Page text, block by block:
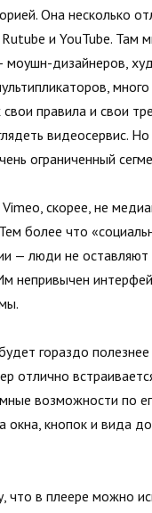
Она несколько
и YouTube. Там
моушн-дизайнеров,
правила и свои
видеосервис. Но
ограниченный
скорее, не
более что
— люди не оставляют
непривычен
гораздо
отлично
возможности по
окна, кнопок и вида
что в плеере можно